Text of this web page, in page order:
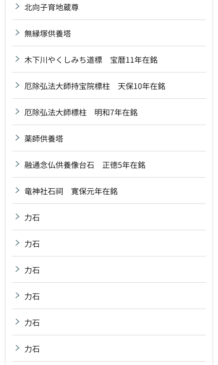
北向子育地蔵尊
無縁塚供養塔
木下川やくしみち道標 宝暦11年在銘
厄除弘法大師持宝院標柱 天保10年在銘
厄除弘法大師標柱 明和7年在銘
薬師供養塔
融通念仏供養像台石 正徳5年在銘
竜神社石祠 寛保元年在銘
力石
力石
力石
力石
力石
力石